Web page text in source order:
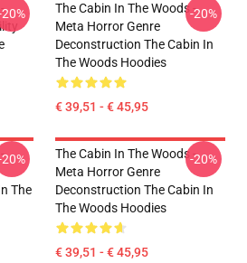
The Cabin In The Woods -
Meta Horror Genre
Deconstruction The Cabin In
The Woods Hoodies
€ 39,51 - € 45,95
-20%
The
The Cabin In The Woods -
Meta Horror Genre
Deconstruction The Cabin In
The Woods Hoodies
€ 39,51 - € 45,95
-20%